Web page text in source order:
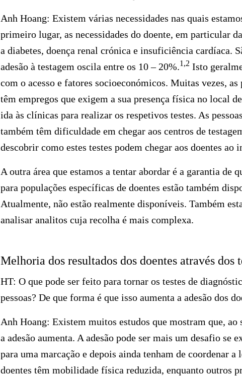
Anh Hoang: Existem várias necessidades nas quais
primeiro lugar, as necessidades do doente, em particular
a diabetes, doença renal crónica e insuficiência cardíaca.
adesão à testagem oscila entre os 10 – 20%.1,2Isto
com o acesso e fatores socioeconómicos. Muitas vezes, as
têm empregos que exigem a sua presença física no local
ida às clínicas para realizar os respetivos testes. As
também têm dificuldade em chegar aos centros de
descobrir como estes testes podem chegar aos doentes ao
A outra área que estamos a tentar abordar é a garantia de
para populações específicas de doentes estão também
Atualmente, não estão realmente disponíveis. Também
analisar analitos cuja recolha é mais complexa.
Melhoria dos resultados dos doentes através dos
HT: O que pode ser feito para tornar os testes de
pessoas? De que forma é que isso aumenta a adesão dos
Anh Hoang: Existem muitos estudos que mostram que,
a adesão aumenta. A adesão pode ser mais um desafio se
para uma marcação e depois ainda tenham de coordenar
doentes têm mobilidade física reduzida, enquanto outros